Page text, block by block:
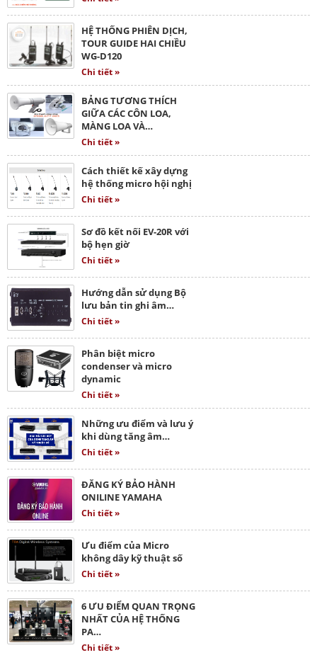
HỆ THỐNG PHIÊN DỊCH,
TOUR GUIDE HAI CHIỀU
WG-D120
Chi tiết »
BẢNG TƯƠNG THÍCH
GIỮA CÁC CÔN LOA,
MÀNG LOA VÀ…
Chi tiết »
Cách thiết kế xây dựng
hệ thống micro hội nghị
Chi tiết »
Sơ đồ kết nối EV-20R với
bộ hẹn giờ
Chi tiết »
Hướng dẫn sử dụng Bộ
lưu bản tin ghi âm…
Chi tiết »
Phân biệt micro
condenser và micro
dynamic
Chi tiết »
Những ưu điểm và lưu ý
khi dùng tăng âm…
Chi tiết »
ĐĂNG KÝ BẢO HÀNH
ONILINE YAMAHA
Chi tiết »
Ưu điểm của Micro
không dây kỹ thuật số
Chi tiết »
6 ƯU ĐIỂM QUAN TRỌNG
NHẤT CỦA HỆ THỐNG
PA…
Chi tiết »